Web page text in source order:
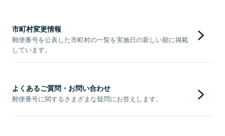
市町村変更情報
郵便番号を公表した市町村の一覧を実施日の新しい順に掲載
しています。
よくあるご質問・お問い合わせ
郵便番号に関するさまざまな疑問にお答えします。